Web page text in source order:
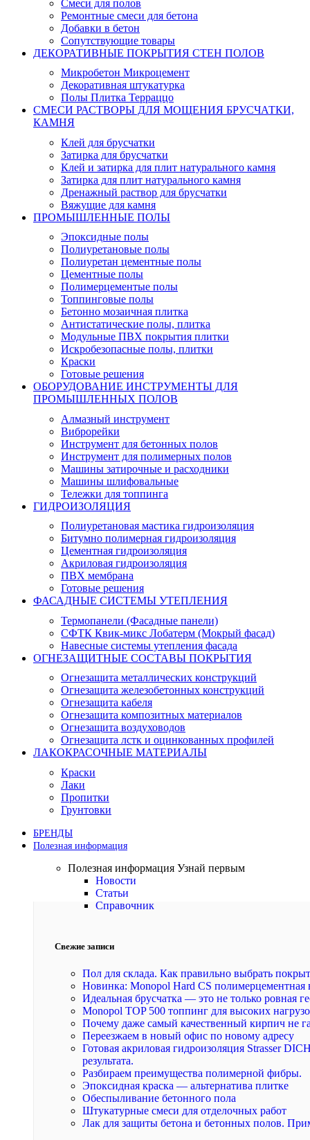
Смеси для полов
Ремонтные смеси для бетона
Добавки в бетон
Сопутствующие товары
ДЕКОРАТИВНЫЕ ПОКРЫТИЯ СТЕН ПОЛОВ
Микробетон Микроцемент
Декоративная штукатурка
Полы Плитка Терраццо
СМЕСИ РАСТВОРЫ ДЛЯ МОЩЕНИЯ БРУСЧАТКИ,
КАМНЯ
Клей для брусчатки
Затирка для брусчатки
Клей и затирка для плит натурального камня
Затирка для плит натурального камня
Дренажный раствор для брусчатки
Вяжущие для камня
ПРОМЫШЛЕННЫЕ ПОЛЫ
Эпоксидные полы
Полиуретановые полы
Полиуретан цементные полы
Цементные полы
Полимерцементые полы
Топпинговые полы
Бетонно мозаичная плитка
Антистатические полы, плитка
Модульные ПВХ покрытия плитки
Искробезопасные полы, плитки
Краски
Готовые решения
ОБОРУДОВАНИЕ ИНСТРУМЕНТЫ ДЛЯ
ПРОМЫШЛЕННЫХ ПОЛОВ
Алмазный инструмент
Виброрейки
Инструмент для бетонных полов
Инструмент для полимерных полов
Машины затирочные и расходники
Машины шлифовальные
Тележки для топпинга
ГИДРОИЗОЛЯЦИЯ
Полиуретановая мастика гидроизоляция
Битумно полимерная гидроизоляция
Цементная гидроизоляция
Акриловая гидроизоляция
ПВХ мембрана
Готовые решения
ФАСАДНЫЕ СИСТЕМЫ УТЕПЛЕНИЯ
Термопанели (Фасадные панели)
СФТК Квик-микс Лобатерм (Мокрый фасад)
Навесные системы утепления фасада
ОГНЕЗАЩИТНЫЕ СОСТАВЫ ПОКРЫТИЯ
Огнезащита металлических конструкций
Огнезащита железобетонных конструкций
Огнезащита кабеля
Огнезащита композитных материалов
Огнезащита воздуховодов
Огнезащита лстк и оцинкованных профилей
ЛАКОКРАСОЧНЫЕ МАТЕРИАЛЫ
Краски
Лаки
Пропитки
Грунтовки
БРЕНДЫ
Полезная информация
Полезная информация Узнай первым
Новости
Статьи
Справочник
Свежие записи
Пол для склада. Как правильно выбрать
Новинка: Monopol Hard CS полимерцементная
Идеальная брусчатка — это не только ровная
Monopol TOP 500 топпинг для высоких
Почему даже самый качественный кирпич не
Переезжаем в новый офис по новому адресу
Готовая акриловая гидроизоляция Strasser
результата.
Разбираем преимущества полимерной фибры.
Эпоксидная краска — альтернатива плитке
Обеспыливание бетонного пола
Штукатурные смеси для отделочных работ
Лак для защиты бетона и бетонных полов.